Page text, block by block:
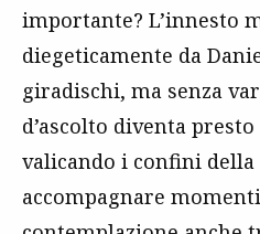
importante? L’innesto
diegeticamente da
giradischi, ma senza
d’ascolto diventa
valicando i confini della
accompagnare